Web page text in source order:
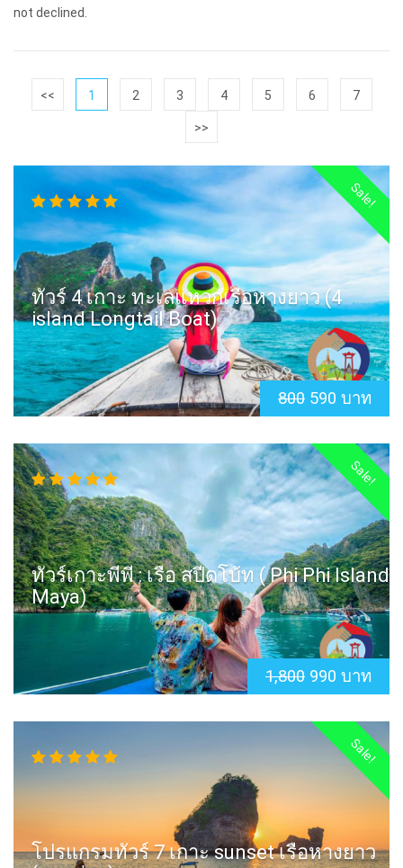
not declined.
<< 1 2 3 4 5 6 7
>>
Sale!
ทัวร์ 4 เกาะ ทะเลแหวกเรือหางยาว (4
island Longtail Boat)
800 590 บาท
Sale!
ทัวร์เกาะพีพี : เรือ สปีดโบ้ท ( Phi Phi Island
Maya)
1,800 990 บาท
Sale!
โปรแกรมทัวร์ 7 เกาะ sunset เรือหางยาว